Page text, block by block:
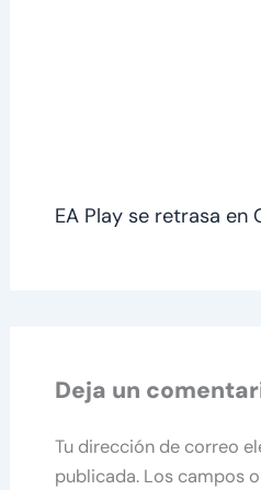
EA Play se retrasa en
Deja un
Tu dirección de correo
publicada. Los campos